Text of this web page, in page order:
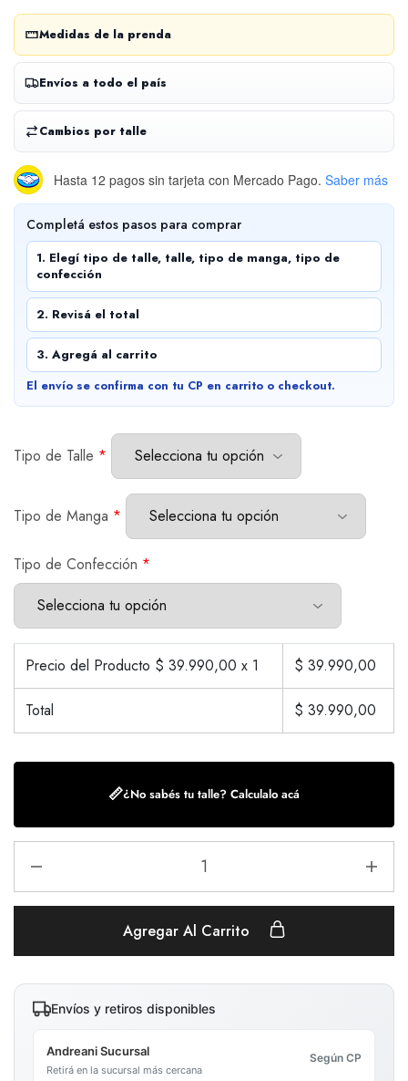
Medidas de la prenda
Envíos a todo el país
Cambios por talle
Hasta 12 pagos sin tarjeta con Mercado Pago. Saber más
Completá estos pasos para comprar
1. Elegí tipo de talle, talle, tipo de manga, tipo de
confección
2. Revisá el total
3. Agregá al carrito
El envío se confirma con tu CP en carrito o checkout.
Tipo de Talle *
Tipo de Manga *
Tipo de Confección *
Precio del Producto $ 39.990,00 x 1 $ 39.990,00
Total $ 39.990,00
📏¿No sabés tu talle? Calculalo acá
Agregar Al Carrito
Envíos y retiros disponibles
Andreani Sucursal
Retirá en la sucursal más cercana
Según CP